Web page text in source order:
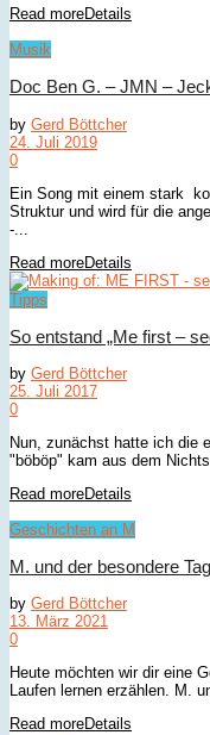
Read moreDetails
Musik
Doc Ben G. – JMN –
by Gerd Böttcher
24. Juli 2019
0
Ein Song mit einem stark
Struktur und wird für die
-...
Read moreDetails
Tipps
So entstand „Me first –
by Gerd Böttcher
25. Juli 2017
0
Nun, zunächst hatte ich die
"böböp" kam aus dem
Read moreDetails
Geschichten an M
M. und der besondere Tag
by Gerd Böttcher
13. März 2021
0
Heute möchten wir dir eine
Laufen lernen erzählen. M.
Read moreDetails